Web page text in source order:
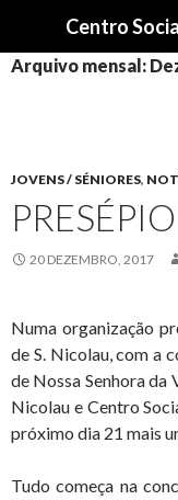
PARA
Arquivo mensal:
JOVENS / SÉNIORES,
20 DEZEMBRO, 2017
Numa organização
de S. Nicolau, com a
de Nossa Senhora da
Nicolau e Centro
próximo dia 21 mais
Tudo começa na